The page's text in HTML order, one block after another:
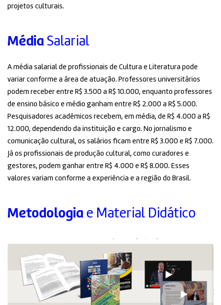
projetos culturais.
Média Salarial
A média salarial de profissionais de Cultura e Literatura pode
variar conforme a área de atuação. Professores universitários
podem receber entre R$ 3.500 a R$ 10.000, enquanto professores
de ensino básico e médio ganham entre R$ 2.000 a R$ 5.000.
Pesquisadores acadêmicos recebem, em média, de R$ 4.000 a R$
12.000, dependendo da instituição e cargo. No jornalismo e
comunicação cultural, os salários ficam entre R$ 3.000 e R$ 7.000.
Já os profissionais de produção cultural, como curadores e
gestores, podem ganhar entre R$ 4.000 e R$ 8.000. Esses
valores variam conforme a experiência e a região do Brasil.
Metodologia e Material Didático